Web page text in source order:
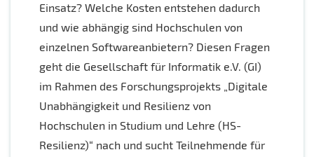
Einsatz? Welche Kosten entstehen dadurch
und wie abhängig sind Hochschulen von
einzelnen Softwareanbietern? Diesen Fragen
geht die Gesellschaft für Informatik e.V. (GI)
im Rahmen des Forschungsprojekts „Digitale
Unabhängigkeit und Resilienz von
Hochschulen in Studium und Lehre (HS-
Resilienz)“ nach und sucht Teilnehmende für